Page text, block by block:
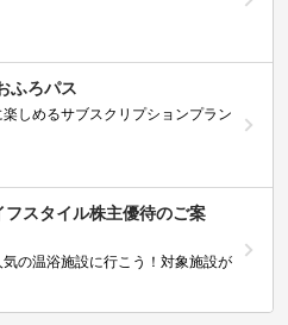
ふろパス
しめるサブスクリプションプラン
フスタイル株主優待のご案
の温浴施設に行こう！対象施設が